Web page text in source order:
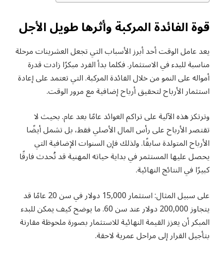
قوة الفائدة المركبة وأثرها طويل الأجل
يعد عامل الوقت أحد أبرز الأسباب التي تجعل العشرينات مرحلة
مناسبة للبدء في الاستثمار. فكلما بدأ الفرد مبكرًا زادت قدرة
أمواله على النمو من خلال الفائدة المركبة. التي تعتمد على إعادة
استثمار الأرباح لتحقيق أرباح إضافية مع مرور الوقت.
وترتكز هذه الآلية على تراكم العوائد عامًا بعد عام. بحيث لا
تقتصر الأرباح على رأس المال الأصلي فقط، بل تشمل أيضًا
الأرباح المتولدة سابقًا. ولذلك فإن السنوات الإضافية التي
يحصل عليها المستثمر في بداية حياته المهنية قد تُحدث فارقًا
كبيرًا في النتائج النهائية.
على سبيل المثال: استثمار 15,000 دولار في سن 20 عامًا قد
يتجاوز 200,000 دولار عند سن 60. ما يوضح كيف يمكن للبدء
المبكر أن يعزز القيمة النهائية للاستثمار بصورة ملحوظة مقارنة
بتأجيل القرار إلى مراحل عمرية لاحقة.